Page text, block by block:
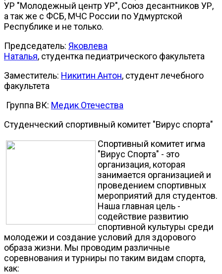
УР "Молодежный центр УР", Союз десантников УР,
а так же с ФСБ, МЧС России по Удмуртской
Республике и не только.
Председатель: Яковлева
Наталья, студентка педиатрического факультета
Заместитель: Никитин Антон, студентлечебного
факультета
Группа ВК: Медик Отечества
Студенческий спортивный комитет "Вирус спорта"
Спортивный комитет игма
"Вирус Спорта" - это
организация, которая
занимается организацией и
проведением спортивных
мероприятий для студентов.
Наша главная цель -
содействие развитию
спортивной культуры среди
молодежи и создание условий для здорового
образа жизни. Мы проводим различные
соревнования и турниры по таким видам спорта,
как: